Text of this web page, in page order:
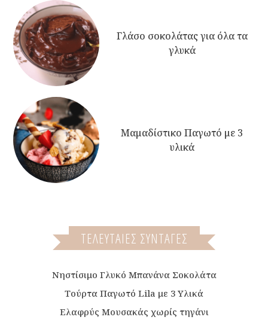
Γλάσο σοκολάτας για όλα τα
γλυκά
Μαμαδίστικο Παγωτό με 3
υλικά
ΤΕΛΕΥΤΑΙΕΣ ΣΥΝΤΑΓΕΣ
Νηστίσιμο Γλυκό Μπανάνα Σοκολάτα
Τούρτα Παγωτό Lila με 3 Υλικά
Ελαφρύς Μουσακάς χωρίς τηγάνι